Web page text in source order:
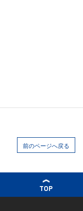
前のページへ戻る
TOP